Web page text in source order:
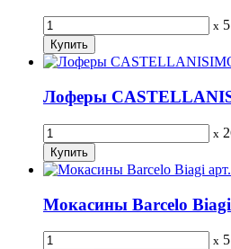
x
Лоферы
x
Мокасины Barcelo Biagi
x